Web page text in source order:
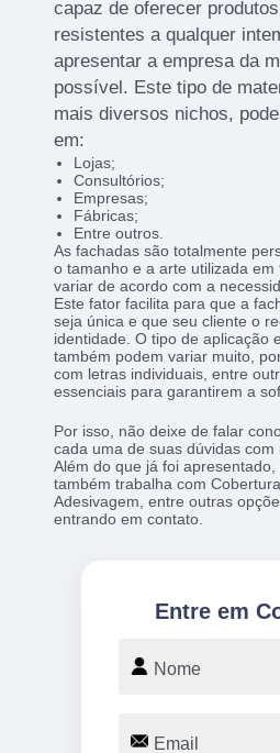
capaz de oferecer
resistentes a qualquer
apresentar a empresa da
possível. Este tipo de
mais diversos nichos,
em:
Lojas;
Consultórios;
Empresas;
Fábricas;
Entre outros.
As fachadas são totalmente
o tamanho e a arte utilizada
variar de acordo com a
Este fator facilita para que a
seja única e que seu cliente o
identidade. O tipo de aplicação
também podem variar muito,
com letras individuais, entre
essenciais para garantirem a
Por isso, não deixe de falar
cada uma de suas dúvidas com
Além do que já foi
também trabalha com
Adesivagem, entre outras
entrando em contato.
Entre em